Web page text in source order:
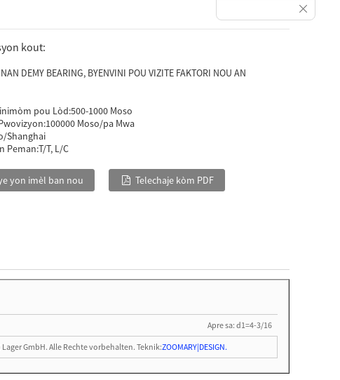
kout:
DEMY BEARING, BYENVINI POU VIZITE FAKTORI NOU AN
pou Lòd:500-1000 Moso
100000 Moso/pa Mwa
Shanghai
Peman:T/T, L/C
yon imèl ban nou Telechaje kòm PDF
Apre sa: d1=4-3/16
GmbH. Alle Rechte vorbehalten. Teknik:ZOOMARY|DESIGN.